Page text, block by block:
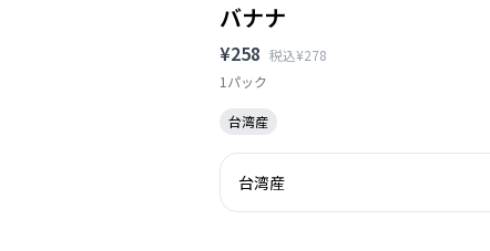
バナナ
¥258 税込¥278
1パック
台湾産
台湾産